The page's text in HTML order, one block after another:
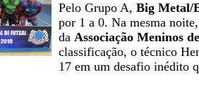
Pelo Grupo A, Big Metal/
por 1 a 0. Na mesma
da Associação Meninos
classificação, o técnico
17 em um desafio inédito